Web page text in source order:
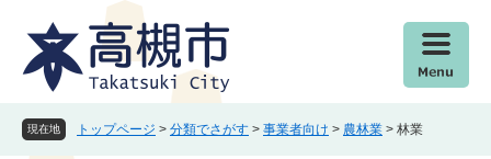
現在地 トップページ > 分類でさがす > 事業者向け > 農林業 > 林業